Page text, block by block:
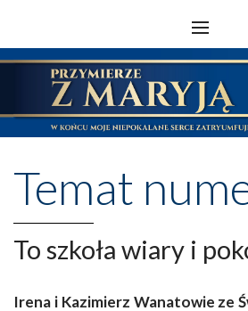
Temat
To szkoła wiary i
Irena i Kazimierz Wanatowie ze